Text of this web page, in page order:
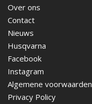
Over ons
Contact
Nieuws
Husqvarna
Facebook
Instagram
Algemene voorwaarden
Privacy Policy